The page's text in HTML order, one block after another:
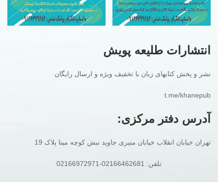
انتشارات طلیعه پویش
نشر و پخش کتابهای زبان با تخفیف ویژه و ارسال رایگان
t.me/khanepub
آدرس دفتر مرکزی:
تهران خیابان انقلاب خیابان منیری جاوید نبش کوچه مینا پلاک 19
تلفن: 02166462681-02166972971